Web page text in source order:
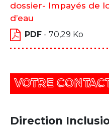
dossier- Impayés de
d’eau
PDF - 70,29 Ko
VOTRE
Direction